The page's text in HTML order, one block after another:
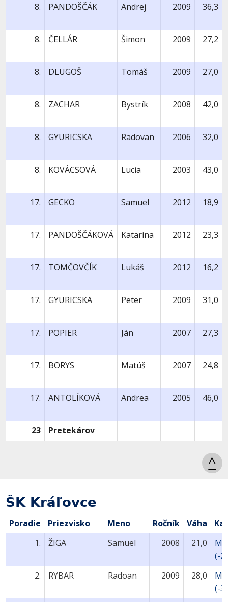
8.
PANDOŠČÁK Andrej 2009 36,3
8.
ČELLÁR Šimon 2009 27,2
8.
DLUGOŠ Tomáš 2009 27,0
8.
ZACHAR Bystrík 2008 42,0
8.
GYURICSKA Radovan 2006 32,0
8.
KOVÁCSOVÁ Lucia 2003 43,0
17.
GECKO Samuel 2012 18,9
17.
PANDOŠČÁKOVÁ Katarína 2012 23,3
17.
TOMČOVČÍK Lukáš 2012 16,2
17.
GYURICSKA Peter 2009 31,0
17.
POPIER Ján 2007 27,3
17.
BORYS Matúš 2007 24,8
17.
ANTOLÍKOVÁ Andrea 2005 46,0
23
Pretekárov
^
ŠK Kráľovce
Poradie Priezvisko Meno Ročník Váha
1.
ŽIGA Samuel 2008 21,0
(-
2.
RYBAR Radoan 2009 28,0
(-